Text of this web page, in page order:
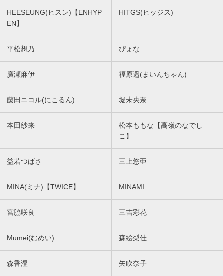
HEESEUNG(ヒスン)【ENHYP
EN】
HITGS(ヒッジス)
平松想乃 ぴょな
廣瀬麻伊 福原遥(まいんちゃん)
藤田ニコル(にこるん) 堀未央奈
本田紗来
松本ももな【高嶺のなでし
こ】
益若つばさ 三上悠亜
MINA(ミナ)【TWICE】 MINAMI
宮脇咲良 三吉彩花
Mumei(むめい) 森絵梨佳
森香澄 矢吹奈子